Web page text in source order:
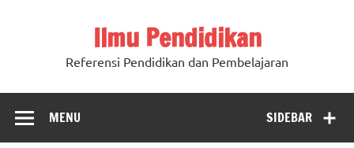
Ilmu Pendidikan
Referensi Pendidikan dan Pembelajaran
SIDEBAR
MENU